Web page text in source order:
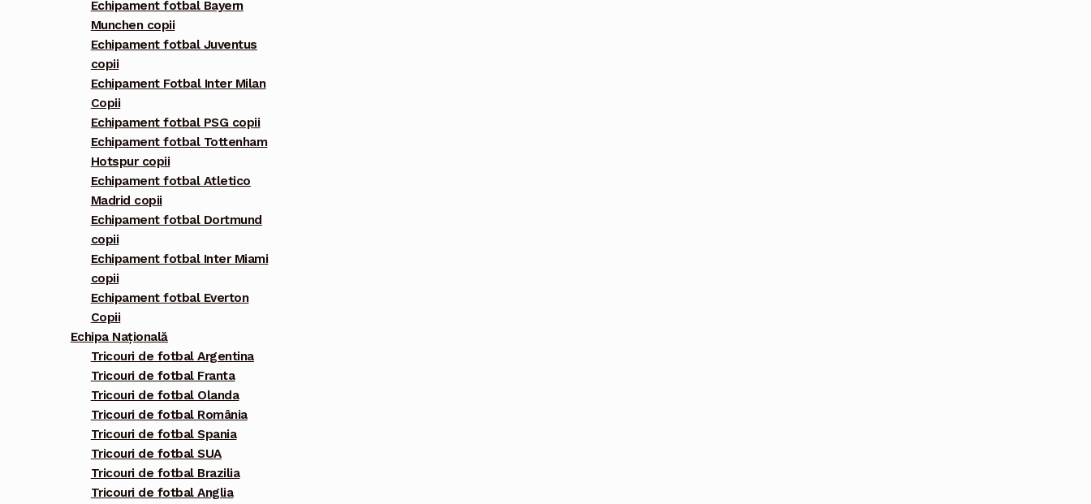
Echipament fotbal Bayern
Munchen copii
Echipament fotbal Juventus
copii
Echipament Fotbal Inter Milan
Copii
Echipament fotbal PSG copii
Echipament fotbal Tottenham
Hotspur copii
Echipament fotbal Atletico
Madrid copii
Echipament fotbal Dortmund
copii
Echipament fotbal Inter Miami
copii
Echipament fotbal Everton
Copii
Echipa Națională
Tricouri de fotbal Argentina
Tricouri de fotbal Franta
Tricouri de fotbal Olanda
Tricouri de fotbal România
Tricouri de fotbal Spania
Tricouri de fotbal SUA
Tricouri de fotbal Brazilia
Tricouri de fotbal Anglia